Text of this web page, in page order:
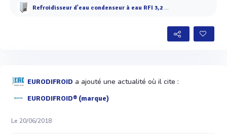
Refroidisseur d'eau condenseur à eau RFI 3,2 à 9 kW
EURODIFROID a ajouté une actualité où il cite :
EURODIFROID® (marque)
Le 20/06/2018